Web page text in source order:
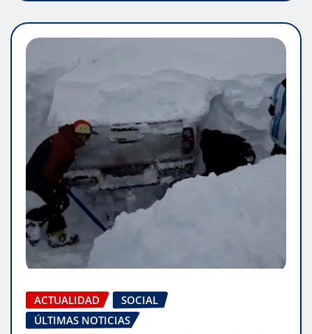
ACTUALIDAD
SOCIAL
ÚLTIMAS NOTICIAS